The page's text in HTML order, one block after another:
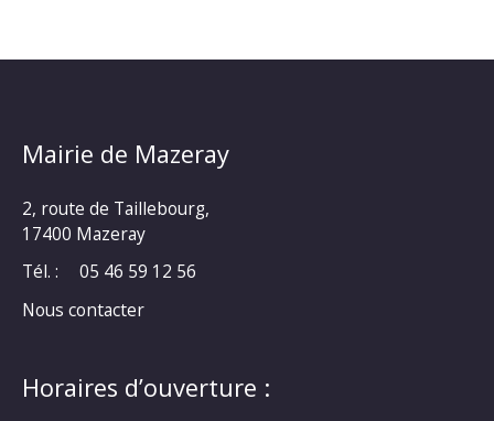
Mairie de Mazeray
2, route de Taillebourg,
17400 Mazeray
Tél. :
05 46 59 12 56
Nous contacter
Horaires d’ouverture :